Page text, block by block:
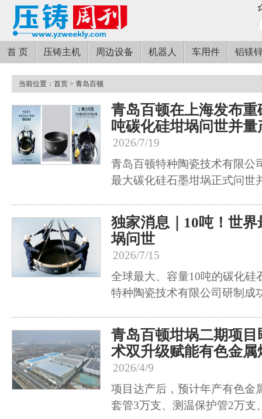
首 页 压铸主机 周边设备 机器人 车用件 铝镁
当前位置： 首页 > 青岛百顿
青岛百顿在上海发布重
吨碳化硅坩埚问世并量
2026/7/19
青岛百顿特种陶瓷技术有限公
最大碳化硅石墨坩埚正式问世
独家消息｜10吨！世
埚问世
2026/7/15
全球最大、容量10吨的碳化硅
特种陶瓷技术有限公司研制成
青岛百顿坩埚二期项
术双升级赋能有色金
2026/4/9
项目达产后，预计年产有色金
套管3万支、测温保护管2万支